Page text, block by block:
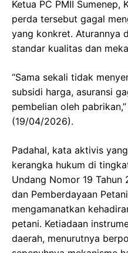
Ketua PC PMII Sumenep,
perda tersebut gagal
yang konkret. Aturannya
standar kualitas dan
“Sama sekali tidak
subsidi harga, asuransi
pembelian oleh
(19/04/2026).
Padahal, kata aktivis
kerangka hukum di
Undang Nomor 19 Tahun
dan Pemberdayaan
mengamanatkan
petani. Ketiadaan
daerah, menurutnya